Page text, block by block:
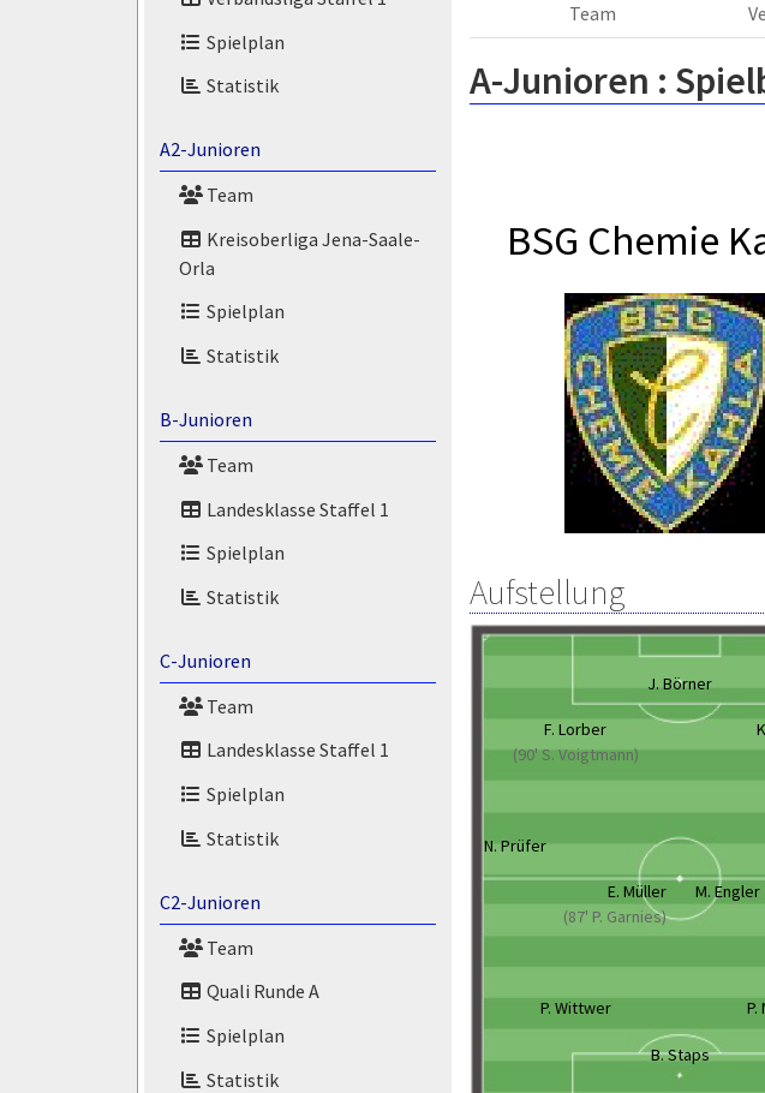
Spielplan
Statistik
A2-Junioren
Team
Kreisoberliga Jena-Saale-
Orla
Spielplan
Statistik
B-Junioren
Team
Landesklasse Staffel 1
Spielplan
Statistik
C-Junioren
Team
Landesklasse Staffel 1
Spielplan
Statistik
C2-Junioren
Team
Quali Runde A
Spielplan
Statistik
Team
A-Junioren :
BSG Chemie
Aufstellung
J. Börner
F. Lorber
(90' S. Voigtmann)
N. Prüfer
E. Müller
(87' P. Garnies)
M. Engler
P. Wittwer P.
B. Staps